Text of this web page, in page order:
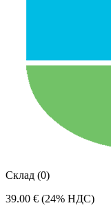
Склад (0)
39.00 € (24% НДС)